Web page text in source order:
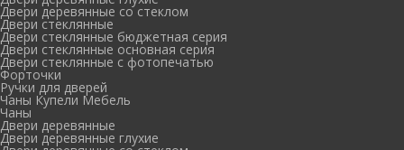
Двери деревянные со стеклом
Двери стеклянные
Двери стеклянные бюджетная серия
Двери стеклянные основная серия
Двери стеклянные с фотопечатью
Форточки
Ручки для дверей
Чаны Купели Мебель
Чаны
Двери деревянные
Двери деревянные глухие